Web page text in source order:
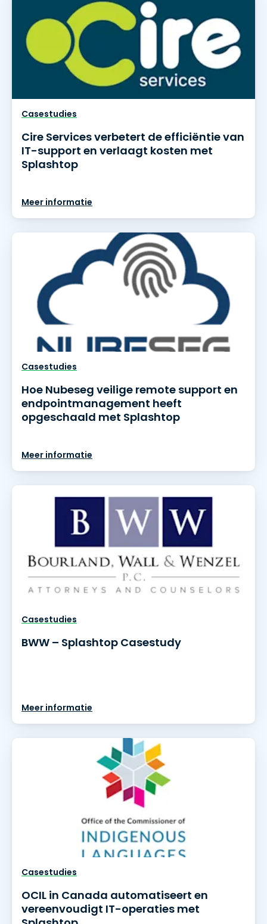
Casestudies
Cire Services verbetert de efficiëntie van
IT-support en verlaagt kosten met
Splashtop
Meer informatie
Casestudies
Hoe Nubeseg veilige remote support en
endpointmanagement heeft
opgeschaald met Splashtop
Meer informatie
Casestudies
BWW – Splashtop Casestudy
Meer informatie
Casestudies
OCIL in Canada automatiseert en
vereenvoudigt IT-operaties met